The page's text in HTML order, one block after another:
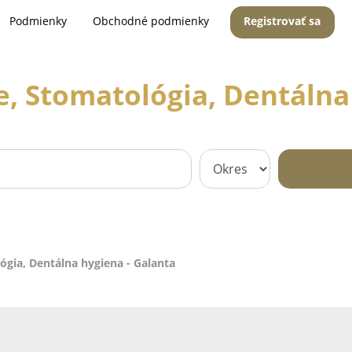
Podmienky Obchodné podmienky Registrovať sa
Stomatológia,
Dentálna hygiena - Galanta